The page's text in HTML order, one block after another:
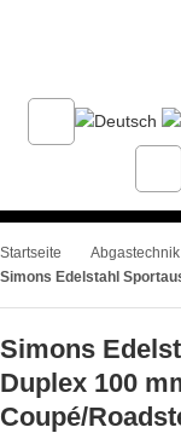
Startseite Abgastechnik
Simons
Duplex 100
Coupé/